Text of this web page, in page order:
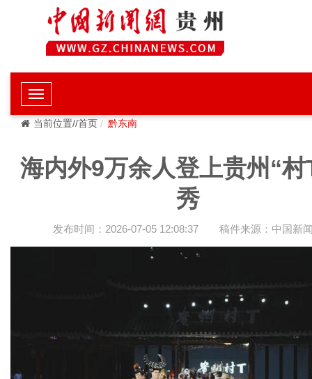
当前位置//首页 黔东南
海内外9万余人登上贵州“村
秀
发布时间：2026-07-05 12:08:37 稿件来源：中国新